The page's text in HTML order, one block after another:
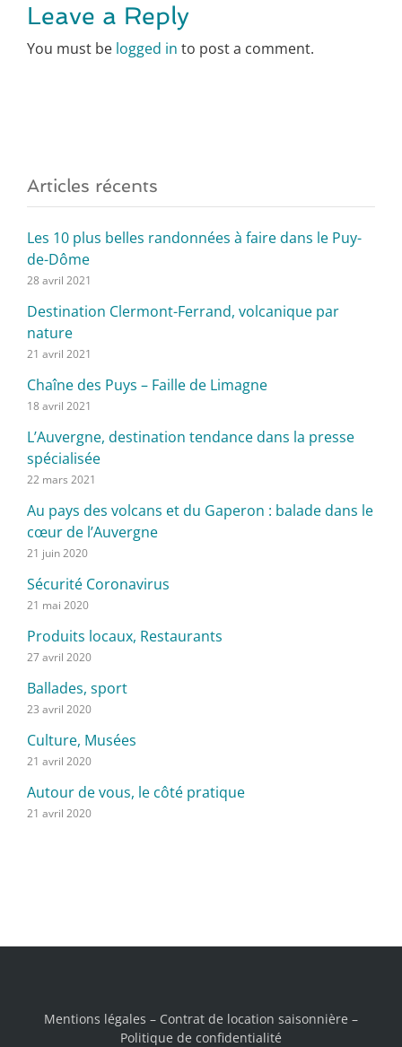
Leave a Reply
You must be logged in to post a comment.
Articles récents
Les 10 plus belles randonnées à faire dans le Puy-
de-Dôme
28 avril 2021
Destination Clermont-Ferrand, volcanique par
nature
21 avril 2021
Chaîne des Puys – Faille de Limagne
18 avril 2021
L’Auvergne, destination tendance dans la presse
spécialisée
22 mars 2021
Au pays des volcans et du Gaperon : balade dans le
cœur de l’Auvergne
21 juin 2020
Sécurité Coronavirus
21 mai 2020
Produits locaux, Restaurants
27 avril 2020
Ballades, sport
23 avril 2020
Culture, Musées
21 avril 2020
Autour de vous, le côté pratique
21 avril 2020
Mentions légales – Contrat de location saisonnière –
Politique de confidentialité